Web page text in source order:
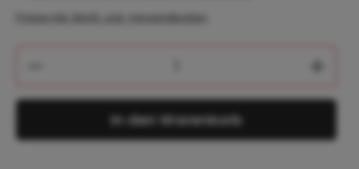
Produkt Anzahl: Gib den
In den Warenkorb